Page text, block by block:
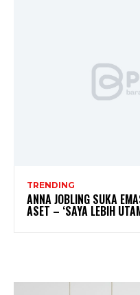
TRENDING
ANNA JOBLING SUKA
ASET – ‘SAYA LEBIH